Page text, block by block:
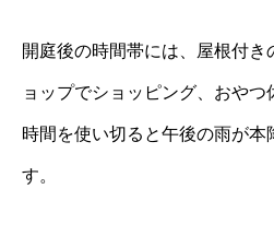
開庭後の時間帯には、屋根付
ョップでショッピング、おや
時間を使い切ると午後の雨が本
す。